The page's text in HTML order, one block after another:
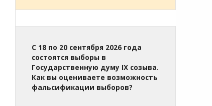
С 18 по 20 сентября 2026 года
состоятся выборы в
Государственную думу IX созыва.
Как вы оцениваете возможность
фальсификации выборов?